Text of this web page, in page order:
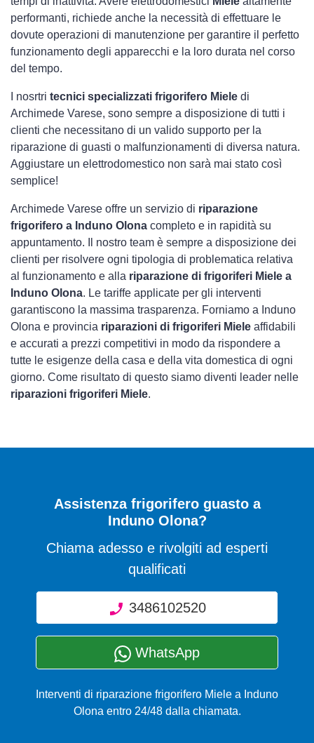
performanti, richiede anche la necessità di effettuare le
dovute operazioni di manutenzione per garantire il perfetto
funzionamento degli apparecchi e la loro durata nel corso
del tempo.
I nosrtri tecnici specializzati frigorifero Miele di
Archimede Varese, sono sempre a disposizione di tutti i
clienti che necessitano di un valido supporto per la
riparazione di guasti o malfunzionamenti di diversa natura.
Aggiustare un elettrodomestico non sarà mai stato così
semplice!
Archimede Varese offre un servizio di riparazione
frigorifero a Induno Olona completo e in rapidità su
appuntamento. Il nostro team è sempre a disposizione dei
clienti per risolvere ogni tipologia di problematica relativa
al funzionamento e alla riparazione di frigoriferi Miele a
Induno Olona. Le tariffe applicate per gli interventi
garantiscono la massima trasparenza. Forniamo a Induno
Olona e provincia riparazioni di frigoriferi Miele affidabili
e accurati a prezzi competitivi in modo da rispondere a
tutte le esigenze della casa e della vita domestica di ogni
giorno. Come risultato di questo siamo diventi leader nelle
riparazioni frigoriferi Miele.
Assistenza frigorifero guasto a
Induno Olona?
Chiama adesso e rivolgiti ad esperti
qualificati
3486102520
WhatsApp
Interventi di riparazione frigorifero Miele a Induno
Olona entro 24/48 dalla chiamata.